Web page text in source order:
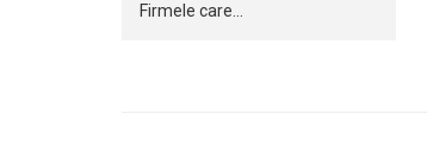
Firmele care…